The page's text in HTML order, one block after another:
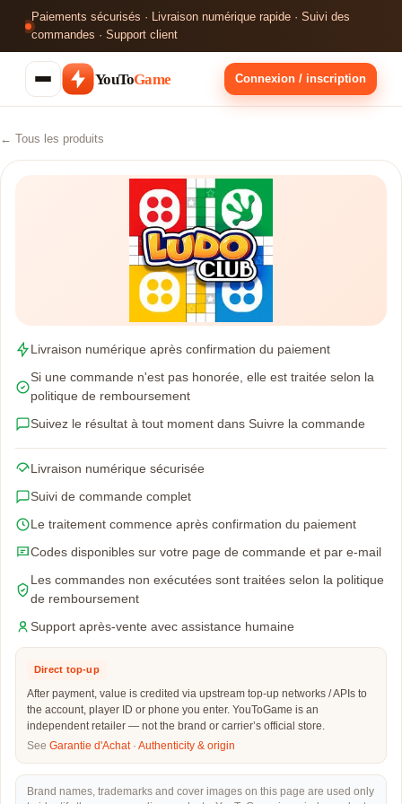
Paiements sécurisés · Livraison numérique rapide · Suivi des
commandes · Support client
YouToGame Connexion / inscription
← Tous les produits
Livraison numérique après confirmation du paiement
Si une commande n'est pas honorée, elle est traitée selon la
politique de remboursement
Suivez le résultat à tout moment dans Suivre la commande
Livraison numérique sécurisée
Suivi de commande complet
Le traitement commence après confirmation du paiement
Codes disponibles sur votre page de commande et par e-mail
Les commandes non exécutées sont traitées selon la politique
de remboursement
Support après-vente avec assistance humaine
Direct top-up
After payment, value is credited via upstream top-up networks / APIs to
the account, player ID or phone you enter. YouToGame is an
independent retailer — not the brand or carrier’s official store.
See Garantie d'Achat· Authenticity & origin
Brand names, trademarks and cover images on this page are used only